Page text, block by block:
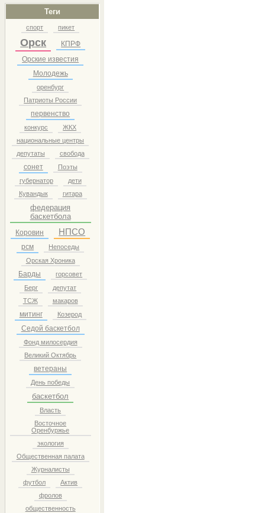
Теги
спорт пикет
Орск
КПРФ
Орские известия
Молодежь
оренбург
Патриоты России
первенство
конкурс
ЖКХ
национальные центры
депутаты
свобода
сонет
Поэты
губернатор
дети
Кувандык
гитара
федерация
баскетбола
Коровин НПСО
рсм
Непоседы
Орская Хроника
Барды
горсовет
Берг
депутат
ТСЖ
макаров
митинг Козерод
Седой баскетбол
Фонд милосердия
Великий Октябрь
ветераны
День победы
баскетбол
Власть
Восточное
Оренбуржье
экология
Общественная палата
Журналисты
футбол
Актив
фролов
общественность